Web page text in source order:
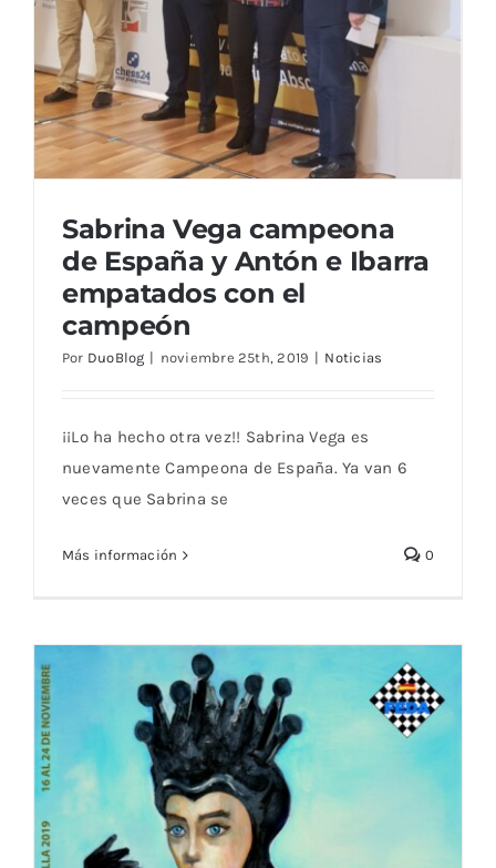
e Ibarra empatados con el campeón
Sabrina Vega campeona
de España y Antón e Ibarra
empatados con el
campeón
Por DuoBlog | noviembre 25th, 2019 | Noticias
¡¡Lo ha hecho otra vez!! Sabrina Vega es
nuevamente Campeona de España. Ya van 6
veces que Sabrina se
Más información 0